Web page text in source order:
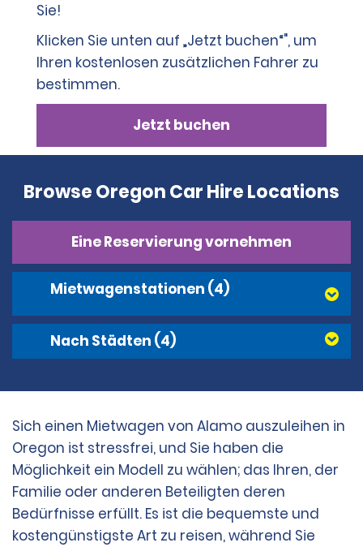
Sie!
Klicken Sie unten auf „Jetzt buchen“", um
Ihren kostenlosen zusätzlichen Fahrer zu
bestimmen.
Jetzt buchen
Browse Oregon Car Hire Locations
Eine Reservierung vornehmen
Mietwagenstationen (4)
Nach Städten (4)
Sich einen Mietwagen von Alamo auszuleihen in
Oregon ist stressfrei, und Sie haben die
Möglichkeit ein Modell zu wählen; das Ihren, der
Familie oder anderen Beteiligten deren
Bedürfnisse erfüllt. Es ist die bequemste und
kostengünstigste Art zu reisen, während Sie